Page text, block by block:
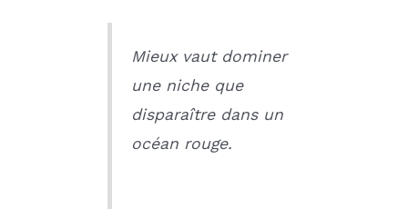
Mieux vaut dominer
une niche que
disparaître dans un
océan rouge.